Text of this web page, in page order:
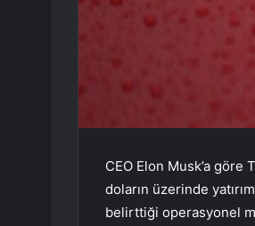
CEO Elon Musk’a göre
doların üzerinde
belirttiği operasyonel